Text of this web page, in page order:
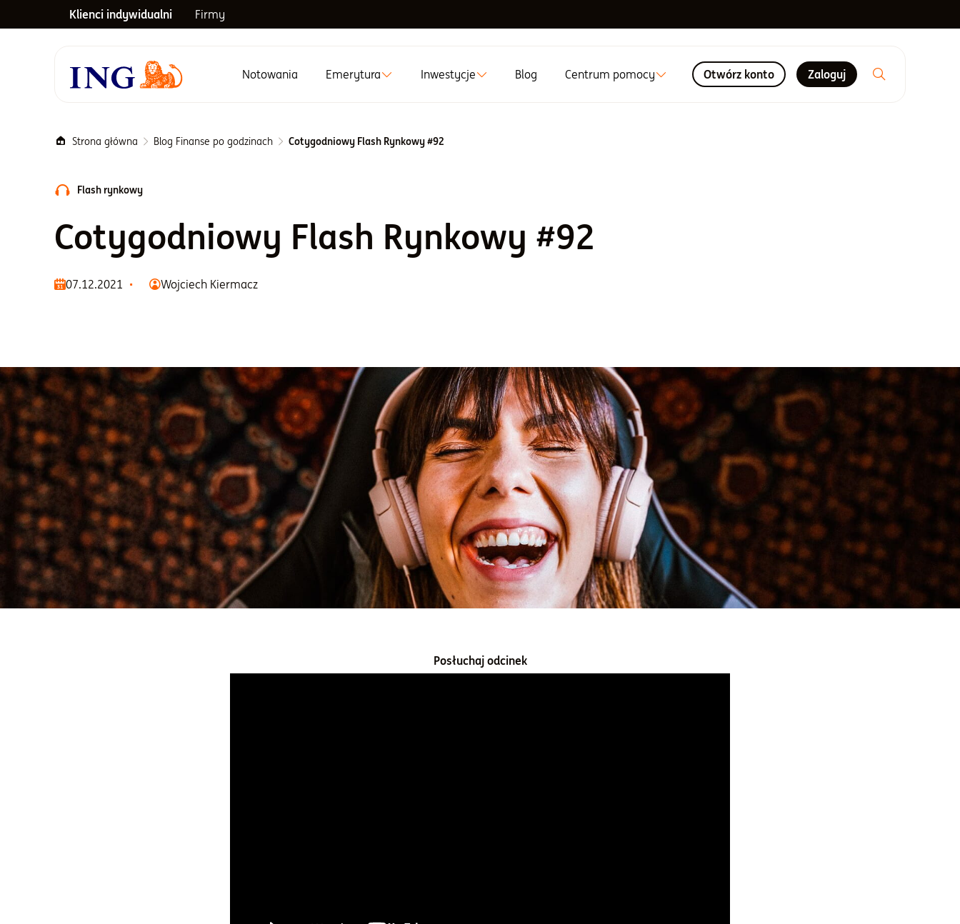
Klienci indywidualni Firmy
Menu główne
Notowania Emerytura Inwestycje Blog Centrum pomocy Otwórz konto Zaloguj
Strona główna Blog Finanse po godzinach Cotygodniowy Flash Rynkowy #92
Flash rynkowy
Cotygodniowy Flash Rynkowy #92
07.12.2021 Wojciech Kiermacz
Posłuchaj odcinek